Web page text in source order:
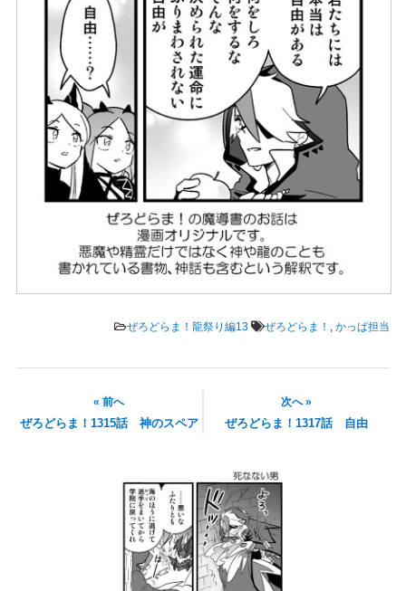
ぜろどらま！龍祭り編13 ぜろどらま！ ,かっぱ担当
« 前へ
ぜろどらま！1315話 神のスペア
次へ »
ぜろどらま！1317話 自由